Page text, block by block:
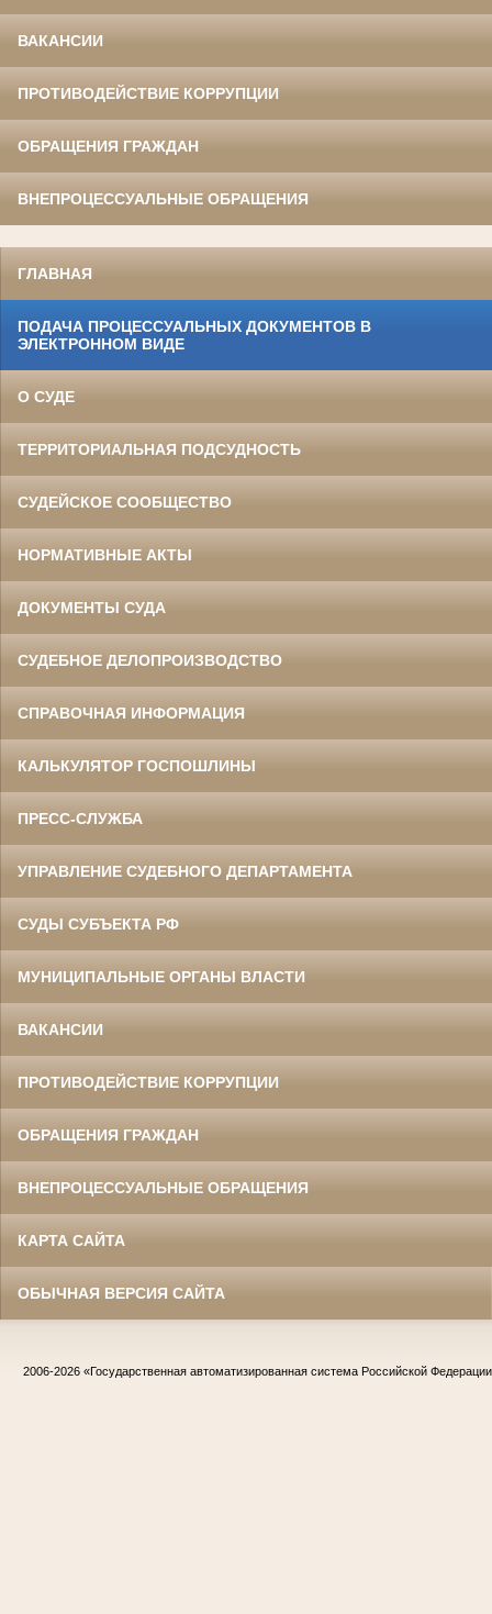
ВАКАНСИИ
ПРОТИВОДЕЙСТВИЕ КОРРУПЦИИ
ОБРАЩЕНИЯ ГРАЖДАН
ВНЕПРОЦЕССУАЛЬНЫЕ ОБРАЩЕНИЯ
ГЛАВНАЯ
ПОДАЧА ПРОЦЕССУАЛЬНЫХ ДОКУМЕНТОВ В
ЭЛЕКТРОННОМ ВИДЕ
О СУДЕ
ТЕРРИТОРИАЛЬНАЯ ПОДСУДНОСТЬ
СУДЕЙСКОЕ СООБЩЕСТВО
НОРМАТИВНЫЕ АКТЫ
ДОКУМЕНТЫ СУДА
СУДЕБНОЕ ДЕЛОПРОИЗВОДСТВО
СПРАВОЧНАЯ ИНФОРМАЦИЯ
КАЛЬКУЛЯТОР ГОСПОШЛИНЫ
ПРЕСС-СЛУЖБА
УПРАВЛЕНИЕ СУДЕБНОГО ДЕПАРТАМЕНТА
СУДЫ СУБЪЕКТА РФ
МУНИЦИПАЛЬНЫЕ ОРГАНЫ ВЛАСТИ
ВАКАНСИИ
ПРОТИВОДЕЙСТВИЕ КОРРУПЦИИ
ОБРАЩЕНИЯ ГРАЖДАН
ВНЕПРОЦЕССУАЛЬНЫЕ ОБРАЩЕНИЯ
КАРТА САЙТА
ОБЫЧНАЯ ВЕРСИЯ САЙТА
2006-2026 «Государственная автоматизированная система Российской